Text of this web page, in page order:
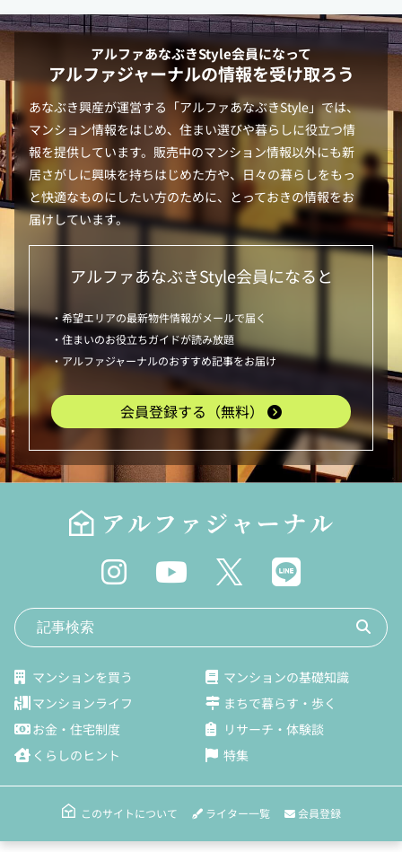
アルファあなぶきStyle会員になって
アルファジャーナルの情報を受け取ろう
あなぶき興産が運営する「アルファあなぶきStyle」では、
マンション情報をはじめ、住まい選びや暮らしに役立つ情
報を提供しています。販売中のマンション情報以外にも新
居さがしに興味を持ちはじめた方や、日々の暮らしをもっ
と快適なものにしたい方のために、とっておきの情報をお
届けしています。
アルファあなぶきStyle会員になると
・希望エリアの最新物件情報がメールで届く
・住まいのお役立ちガイドが読み放題
・アルファジャーナルのおすすめ記事をお届け
会員登録する（無料）
マンションを買う
マンションの基礎知識
マンションライフ
まちで暮らす・歩く
お金・住宅制度
リサーチ・体験談
くらしのヒント
特集
このサイトについて ライター一覧 会員登録